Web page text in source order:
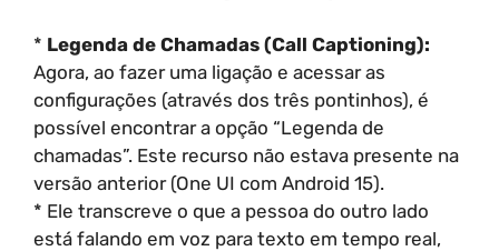
* Legenda de Chamadas (Call Captioning):
Agora, ao fazer uma ligação e acessar as
configurações (através dos três pontinhos), é
possível encontrar a opção “Legenda de
chamadas”. Este recurso não estava presente na
versão anterior (One UI com Android 15).
* Ele transcreve o que a pessoa do outro lado
está falando em voz para texto em tempo real,